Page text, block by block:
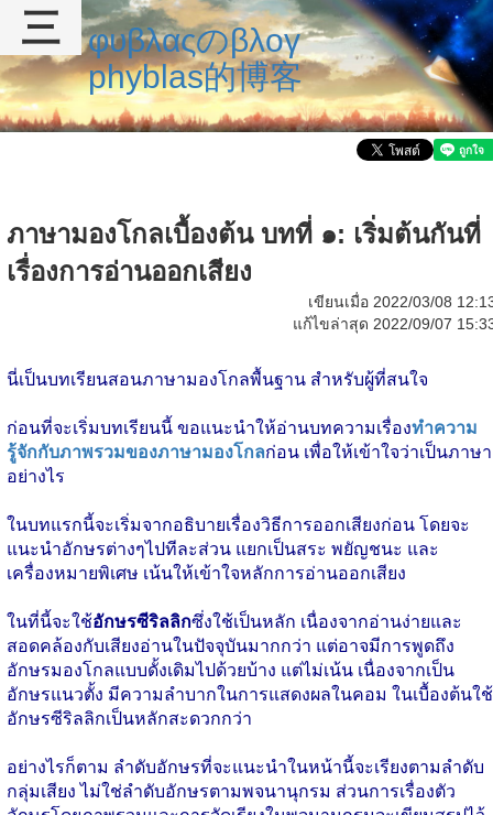
φυβλαςのβλογ
phyblas的博客
ภาษามองโกลเบื้องต้น บทที่ ๑: เริ่มต้นกันที่
เรื่องการอ่านออกเสียง
เขียนเมื่อ 2022/03/08
แก้ไขล่าสุด 2022/09/07
นี่เป็นบทเรียนสอนภาษามองโกลพื้นฐาน สำหรับผู้ที่สนใจ
ก่อนที่จะเริ่มบทเรียนนี้ ขอแนะนำให้อ่านบทความเรื่องทำความ
รู้จักกับภาพรวมของภาษามองโกลก่อน เพื่อให้เข้าใจว่าเป็นภาษา
อย่างไร
ในบทแรกนี้จะเริ่มจากอธิบายเรื่องวิธีการออกเสียงก่อน โดยจะ
แนะนำอักษรต่างๆไปทีละส่วน แยกเป็นสระ พยัญชนะ และ
เครื่องหมายพิเศษ เน้นให้เข้าใจหลักการอ่านออกเสียง
ในที่นี้จะใช้อักษรซีริลลิกซึ่งใช้เป็นหลัก เนื่องจากอ่านง่ายและ
สอดคล้องกับเสียงอ่านในปัจจุบันมากกว่า แต่อาจมีการพูดถึง
อักษรมองโกลแบบดั้งเดิมไปด้วยบ้าง แต่ไม่เน้น เนื่องจากเป็น
อักษรแนวตั้ง มีความลำบากในการแสดงผลในคอม ในเบื้องต้นใช้
อักษรซีริลลิกเป็นหลักสะดวกกว่า
อย่างไรก็ตาม ลำดับอักษรที่จะแนะนำในหน้านี้จะเรียงตามลำดับ
กลุ่มเสียง ไม่ใช่ลำดับอักษรตามพจนานุกรม ส่วนการเรื่องตัว
三